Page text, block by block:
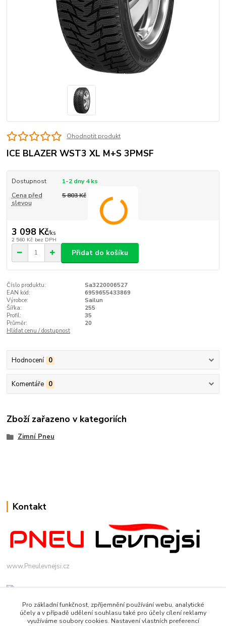
Ohodnotit produkt
ICE BLAZER WST3 XL M+S 3PMSF
Dostupnost
1-2 dny 4 ks
Cena před
slevou
5 803 Kč
3 098 Kč/ks
2 560 Kč bez DPH
Přidat do košíku
Číslo produktu:
Sa3220006527
EAN kód:
6959655433869
Výrobce:
Sailun
Šířka:
255
Profil:
35
Průměr:
20
Hlídat cenu / dostupnost
Hodnocení 0
Komentáře 0
Zboží zařazeno v kategoriích
Zimní Pneu
Kontakt
www.Pneulevnejsi.cz
Pro základní funkčnost, zpříjemnění používání webu, analytické
účely a v případě udělení souhlasu také pro účely cílení reklamy
využíváme soubory cookies. Nastavení vlastních preferencí